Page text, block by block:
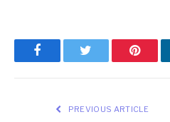
Facebook
PREVIOUS ARTICLE